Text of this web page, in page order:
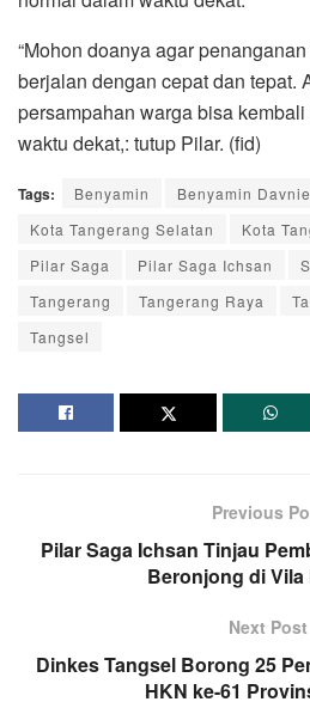
“Mohon doanya agar
berjalan dengan cepat dan tepat.
persampahan warga bisa
waktu dekat,: tutup Pilar. (fid)
Tags: Benyamin
Benyamin Davnie
Kota Tangerang Selatan
Kota
Pilar Saga
Pilar Saga Ichsan
Tangerang
Tangerang Raya
Tangsel
Previous
Pilar Saga Ichsan Tinjau
Beronjong di Vila
Next Post
Dinkes Tangsel Borong 25
HKN ke-61